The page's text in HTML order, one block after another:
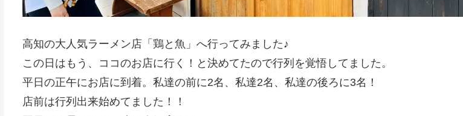
高知の大人気ラーメン店「鶏と魚」へ行ってみました♪
この日はもう、ココのお店に行く！と決めてたので行列を覚悟してました。
平日の正午にお店に到着。私達の前に2名、私達2名、私達の後ろに3名！
店前は行列出来始めてました！！